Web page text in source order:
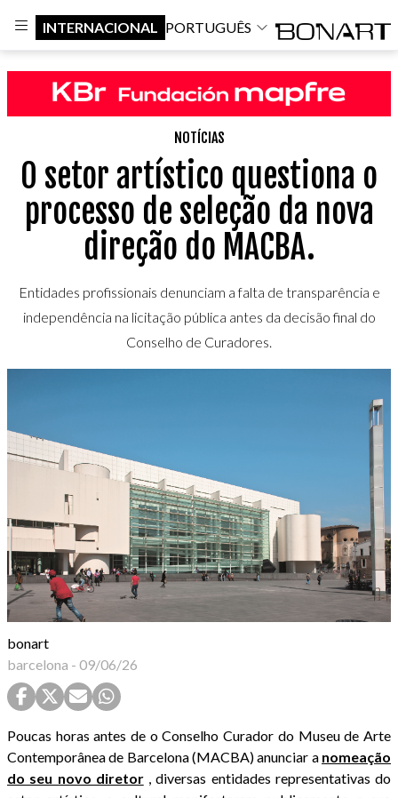
INTERNACIONAL PORTUGUÊS
NOTÍCIAS
O setor artístico questiona o
processo de seleção da nova
direção do MACBA.
Entidades profissionais denunciam a falta de transparência e
independência na licitação pública antes da decisão final do
Conselho de Curadores.
bonart
barcelona - 09/06/26
Poucas horas antes de o Conselho Curador do Museu de Arte
Contemporânea de Barcelona (MACBA) anunciar a nomeação
do seu novo diretor, diversas entidades representativas do